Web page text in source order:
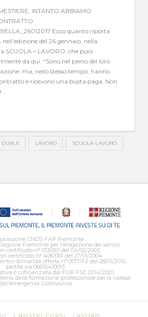
INTANTO ABBIAMO
Ecco quanto riporta
nell’edizione del 26 gennaio, nella
SCUOLA – LAVORO, che puoi
da qui. “Sono nel pieno del loro
ma, nello stesso tempo, hanno
e ricevono una busta paga. Non
DUALE LAVORO SCUOLA-LAVORO
CNOS-FAP Piemonte
Piemonte per l'erogazione dei servizi:
certificato n° 013/001 del 04/02/2003,
certificato n° 406/001 del 27/01/2004
domanda offerta n° 0017/F2 del 28/01/2015,
partita iva 06615410013
è cofinanziata dal POR FSE 2014/2020
della formazione professionale per la ripresa
Coronavirus